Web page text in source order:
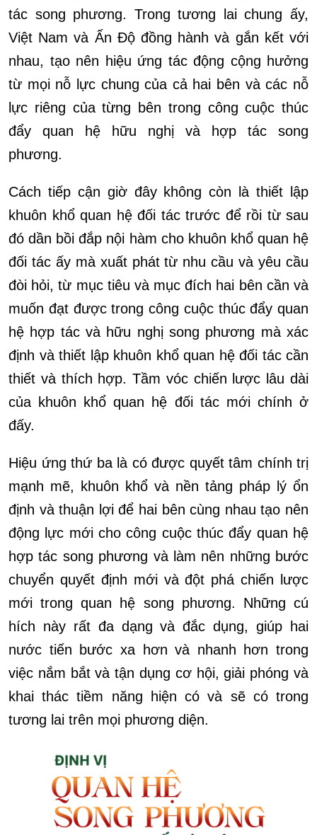
tác song phương. Trong tương lai chung ấy,
Việt Nam và Ấn Độ đồng hành và gắn kết với
nhau, tạo nên hiệu ứng tác động cộng hưởng
từ mọi nỗ lực chung của cả hai bên và các nỗ
lực riêng của từng bên trong công cuộc thúc
đẩy quan hệ hữu nghị và hợp tác song
phương.
Cách tiếp cận giờ đây không còn là thiết lập
khuôn khổ quan hệ đối tác trước để rồi từ sau
đó dần bồi đắp nội hàm cho khuôn khổ quan hệ
đối tác ấy mà xuất phát từ nhu cầu và yêu cầu
đòi hỏi, từ mục tiêu và mục đích hai bên cần và
muốn đạt được trong công cuộc thúc đẩy quan
hệ hợp tác và hữu nghị song phương mà xác
định và thiết lập khuôn khổ quan hệ đối tác cần
thiết và thích hợp. Tầm vóc chiến lược lâu dài
của khuôn khổ quan hệ đối tác mới chính ở
đấy.
Hiệu ứng thứ ba là có được quyết tâm chính trị
mạnh mẽ, khuôn khổ và nền tảng pháp lý ổn
định và thuận lợi để hai bên cùng nhau tạo nên
động lực mới cho công cuộc thúc đẩy quan hệ
hợp tác song phương và làm nên những bước
chuyển quyết định mới và đột phá chiến lược
mới trong quan hệ song phương. Những cú
hích này rất đa dạng và đắc dụng, giúp hai
nước tiến bước xa hơn và nhanh hơn trong
việc nắm bắt và tận dụng cơ hội, giải phóng và
khai thác tiềm năng hiện có và sẽ có trong
tương lai trên mọi phương diện.